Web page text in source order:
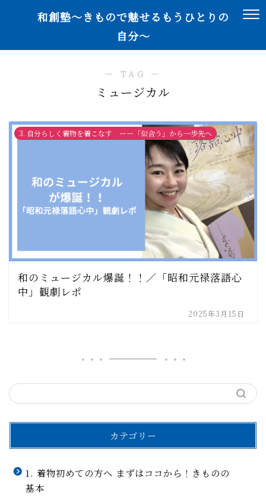
和創塾〜きもので魅せるもうひとりの
自分〜
― TAG ―
ミュージカル
3. 自分らしく着物を着こなす ーー「似合う」から一歩先へ
和のミュージカル爆誕！！／「昭和元禄落語心
中」観劇レポ
2025年3月15日
カテゴリー
1. 着物初めての方へ まずはココから！きものの
基本